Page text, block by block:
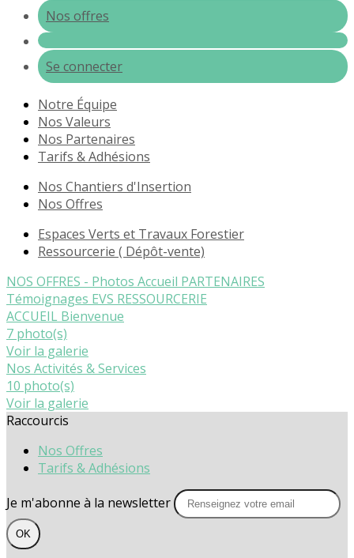
Nos offres
Se connecter
Notre Équipe
Nos Valeurs
Nos Partenaires
Tarifs & Adhésions
Nos Chantiers d'Insertion
Nos Offres
Espaces Verts et Travaux Forestier
Ressourcerie ( Dépôt-vente)
NOS OFFRES - Photos Accueil PARTENAIRES
Témoignages EVS RESSOURCERIE
ACCUEIL Bienvenue
7 photo(s)
Voir la galerie
Nos Activités & Services
10 photo(s)
Voir la galerie
Raccourcis
Nos Offres
Tarifs & Adhésions
Je m'abonne à la newsletter
OK